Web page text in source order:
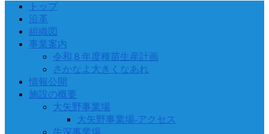
トップ
沿革
組織図
事業案内
令和８年度種苗生産計画
さかなよ大きくなあれ
情報公開
施設の概要
大矢野事業場
大矢野事業場-アクセス
牛深事業場